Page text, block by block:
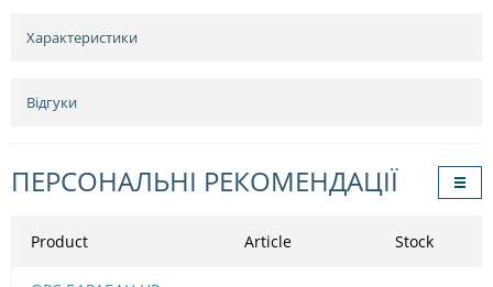
Характеристики
Відгуки
ПЕРСОНАЛЬНІ РЕКОМЕНДАЦІЇ
Product Article Stock